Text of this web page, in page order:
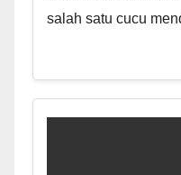
salah satu cucu